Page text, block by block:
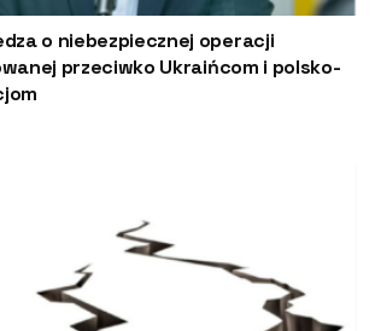
o niebezpiecznej operacji
przeciwko Ukraińcom i polsko-